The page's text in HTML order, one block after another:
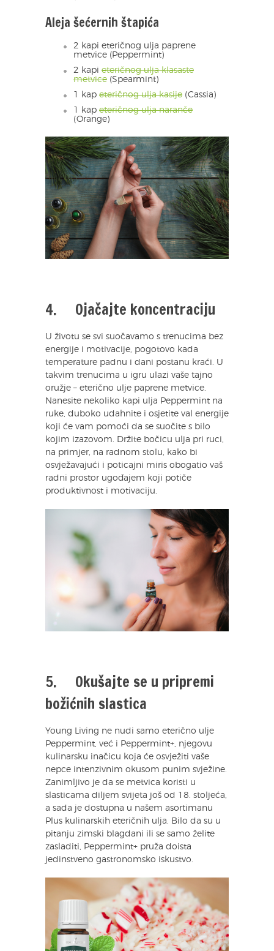
Aleja šećernih štapića
2 kapi eteričnog ulja paprene
metvice (Peppermint)
2 kapi eteričnog ulja klasaste
metvice (Spearmint)
1 kap eteričnog ulja kasije (Cassia)
1 kap eteričnog ulja naranče
(Orange)
4. Ojačajte koncentraciju
U životu se svi suočavamo s trenucima bez
energije i motivacije, pogotovo kada
temperature padnu i dani postanu kraći. U
takvim trenucima u igru ulazi vaše tajno
oružje – eterično ulje paprene metvice.
Nanesite nekoliko kapi ulja Peppermint na
ruke, duboko udahnite i osjetite val energije
koji će vam pomoći da se suočite s bilo
kojim izazovom. Držite bočicu ulja pri ruci,
na primjer, na radnom stolu, kako bi
osvježavajući i poticajni miris obogatio vaš
radni prostor ugođajem koji potiče
produktivnost i motivaciju.
5. Okušajte se u pripremi
božićnih slastica
Young Living ne nudi samo eterično ulje
Peppermint, već i Peppermint+, njegovu
kulinarsku inačicu koja će osvježiti vaše
nepce intenzivnim okusom punim svježine.
Zanimljivo je da se metvica koristi u
slasticama diljem svijeta još od 18. stoljeća,
a sada je dostupna u našem asortimanu
Plus kulinarskih eteričnih ulja. Bilo da su u
pitanju zimski blagdani ili se samo želite
zasladiti, Peppermint+ pruža doista
jedinstveno gastronomsko iskustvo.